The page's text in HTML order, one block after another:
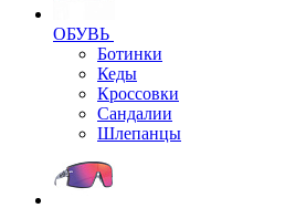
ОБУВЬ
Ботинки
Кеды
Кроссовки
Сандалии
Шлепанцы